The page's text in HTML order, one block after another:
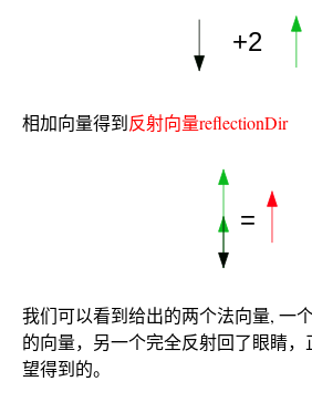
相加向量得到反射向量reflectionDir
我们可以看到给出的两个法向量, 一
的向量，另一个完全反射回了眼睛
望得到的。